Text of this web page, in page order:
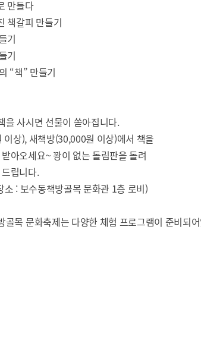
만들다
책갈피 만들기
기
기
“책” 만들기
을 사시면 선물이 쏟아집니다.
상), 새책방(30,000원 이상)에서 책을
아오세요~ 꽝이 없는 돌림판을 돌려
립니다.
소 : 보수동책방골목 문화관 1층 로비)
골목 문화축제는 다양한 체험 프로그램이 준비되